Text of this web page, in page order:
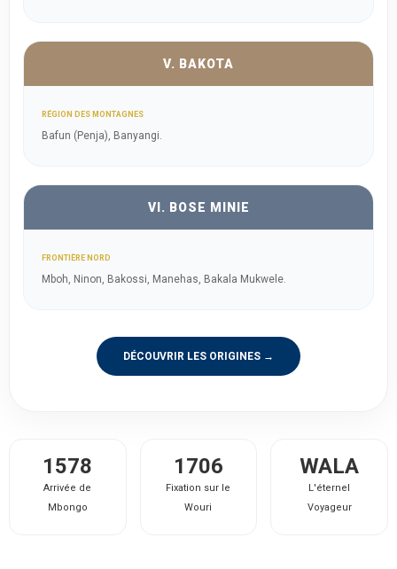
V. BAKOTA
RÉGION DES MONTAGNES
Bafun (Penja), Banyangi.
VI. BOSE MINIE
FRONTIÈRE NORD
Mboh, Ninon, Bakossi, Manehas, Bakala Mukwele.
DÉCOUVRIR LES ORIGINES →
1578
Arrivée de
Mbongo
1706
Fixation sur le
Wouri
WALA
L'éternel
Voyageur